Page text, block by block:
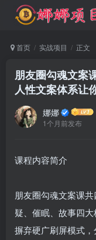
首页 实战项目 正文
朋友圈勾魂文案
人性文案体系让
娜娜
1个月前发布
课程内容简介
朋友圈勾魂文案课
疑、催眠、故事四
摒弃硬广刷屏模式